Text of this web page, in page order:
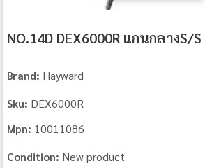
NO.14D DEX6000R แกนกลางS/
Brand: Hayward
Sku: DEX6000R
Mpn: 10011086
Condition: New product